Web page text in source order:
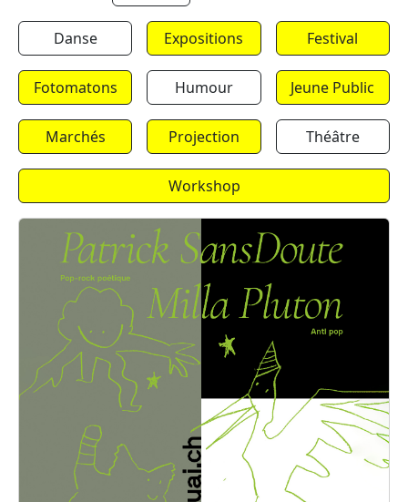
Danse Expositions Festival
Fotomatons Humour Jeune Public
Marchés Projection Théâtre
Workshop